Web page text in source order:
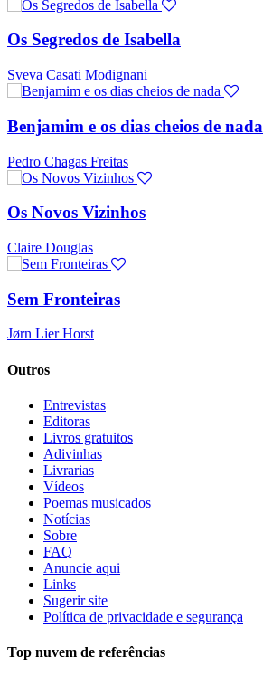
Os Segredos de Isabella
Sveva Casati Modignani
Benjamim e os dias cheios de nada
Pedro Chagas Freitas
Os Novos Vizinhos
Claire Douglas
Sem Fronteiras
Jørn Lier Horst
Outros
Entrevistas
Editoras
Livros gratuitos
Adivinhas
Livrarias
Vídeos
Poemas musicados
Notícias
Sobre
FAQ
Anuncie aqui
Links
Sugerir site
Política de privacidade e segurança
Top nuvem de referências